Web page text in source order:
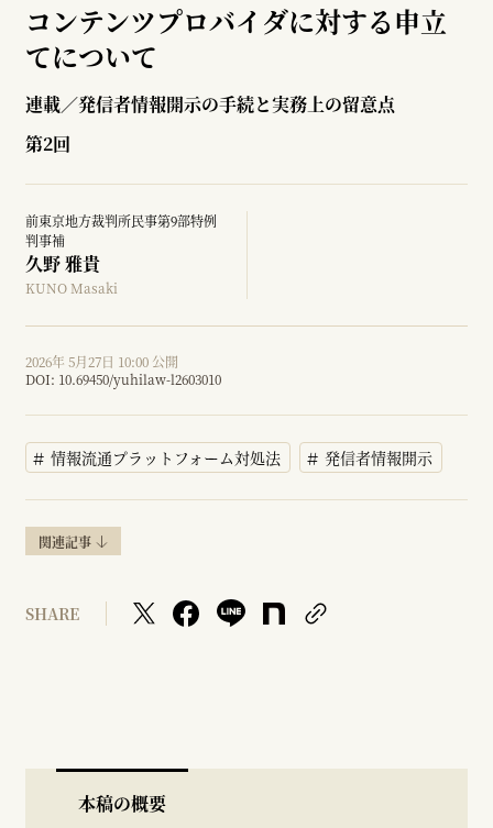
コンテンツプロバイダに対する申立
てについて
連載／発信者情報開示の手続と実務上の留意点
第2回
前東京地方裁判所民事第9部特例
判事補
久野 雅貴
KUNO Masaki
2026年 5月27日 10:00 公開
DOI: 10.69450/yuhilaw-l2603010
情報流通プラットフォーム対処法 発信者情報開示
関連記事
SHARE
本稿の概要